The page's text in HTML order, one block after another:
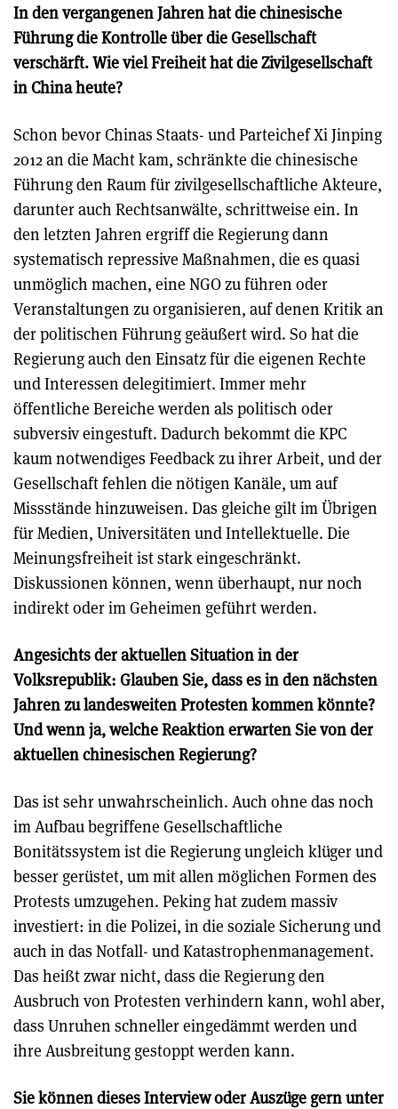
In den vergangenen Jahren hat die chinesische
Führung die Kontrolle über die Gesellschaft
verschärft. Wie viel Freiheit hat die Zivilgesellschaft
in China heute?
Schon bevor Chinas Staats- und Parteichef Xi Jinping
2012 an die Macht kam, schränkte die chinesische
Führung den Raum für zivilgesellschaftliche Akteure,
darunter auch Rechtsanwälte, schrittweise ein. In
den letzten Jahren ergriff die Regierung dann
systematisch repressive Maßnahmen, die es quasi
unmöglich machen, eine NGO zu führen oder
Veranstaltungen zu organisieren, auf denen Kritik an
der politischen Führung geäußert wird. So hat die
Regierung auch den Einsatz für die eigenen Rechte
und Interessen delegitimiert. Immer mehr
öffentliche Bereiche werden als politisch oder
subversiv eingestuft. Dadurch bekommt die KPC
kaum notwendiges Feedback zu ihrer Arbeit, und der
Gesellschaft fehlen die nötigen Kanäle, um auf
Missstände hinzuweisen. Das gleiche gilt im Übrigen
für Medien, Universitäten und Intellektuelle. Die
Meinungsfreiheit ist stark eingeschränkt.
Diskussionen können, wenn überhaupt, nur noch
indirekt oder im Geheimen geführt werden.
Angesichts der aktuellen Situation in der
Volksrepublik: Glauben Sie, dass es in den nächsten
Jahren zu landesweiten Protesten kommen könnte?
Und wenn ja, welche Reaktion erwarten Sie von der
aktuellen chinesischen Regierung?
Das ist sehr unwahrscheinlich. Auch ohne das noch
im Aufbau begriffene Gesellschaftliche
Bonitätssystem ist die Regierung ungleich klüger und
besser gerüstet, um mit allen möglichen Formen des
Protests umzugehen. Peking hat zudem massiv
investiert: in die Polizei, in die soziale Sicherung und
auch in das Notfall- und Katastrophenmanagement.
Das heißt zwar nicht, dass die Regierung den
Ausbruch von Protesten verhindern kann, wohl aber,
dass Unruhen schneller eingedämmt werden und
ihre Ausbreitung gestoppt werden kann.
Sie können dieses Interview oder Auszüge gern unter